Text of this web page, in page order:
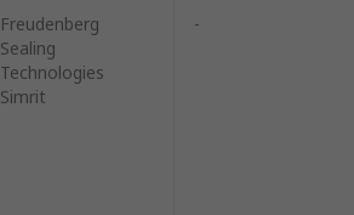
Freudenberg
Sealing
Technologies
Simrit
-